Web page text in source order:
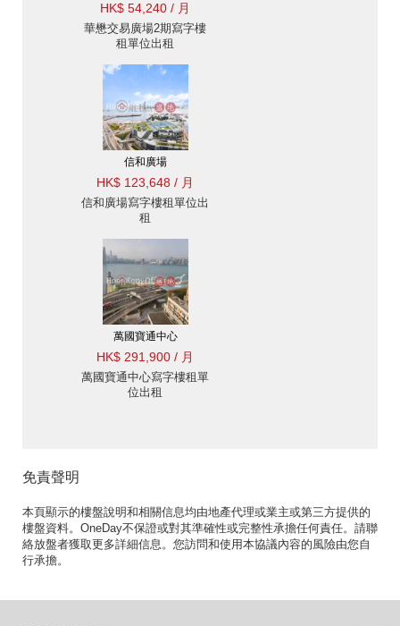
HK$ 54,240 / 月
華懋交易廣場2期寫字樓
租單位出租
信和廣場
HK$ 123,648 / 月
信和廣場寫字樓租單位出
租
萬國寶通中心
HK$ 291,900 / 月
萬國寶通中心寫字樓租單
位出租
免責聲明
本頁顯示的樓盤說明和相關信息均由地產代理或業主或第三方提供的
樓盤資料。OneDay不保證或對其準確性或完整性承擔任何責任。請聯
絡放盤者獲取更多詳細信息。您訪問和使用本協議內容的風險由您自
行承擔。